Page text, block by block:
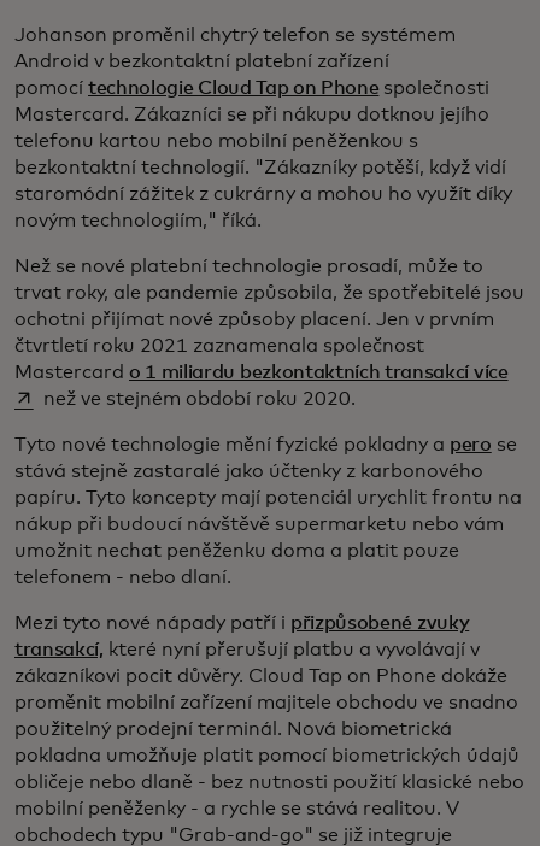
Johanson proměnil chytrý telefon se systémem
Android v bezkontaktní platební zařízení
pomocí technologie Cloud Tap on Phone společnosti
Mastercard. Zákazníci se při nákupu dotknou jejího
telefonu kartou nebo mobilní peněženkou s
bezkontaktní technologií. "Zákazníky potěší, když vidí
staromódní zážitek z cukrárny a mohou ho využít díky
novým technologiím," říká.
Než se nové platební technologie prosadí, může to
trvat roky, ale pandemie způsobila, že spotřebitelé jsou
ochotni přijímat nové způsoby placení. Jen v prvním
čtvrtletí roku 2021 zaznamenala společnost
Mastercard o 1 miliardu bezkontaktních transakcí více
než ve stejném období roku 2020.
Tyto nové technologie mění fyzické pokladny a pero se
stává stejně zastaralé jako účtenky z karbonového
papíru. Tyto koncepty mají potenciál urychlit frontu na
nákup při budoucí návštěvě supermarketu nebo vám
umožnit nechat peněženku doma a platit pouze
telefonem - nebo dlaní.
Mezi tyto nové nápady patří i přizpůsobené zvuky
transakcí, které nyní přerušují platbu a vyvolávají v
zákazníkovi pocit důvěry. Cloud Tap on Phone dokáže
proměnit mobilní zařízení majitele obchodu ve snadno
použitelný prodejní terminál. Nová biometrická
pokladna umožňuje platit pomocí biometrických údajů
obličeje nebo dlaně - bez nutnosti použití klasické nebo
mobilní peněženky - a rychle se stává realitou. V
obchodech typu "Grab-and-go" se již integruje